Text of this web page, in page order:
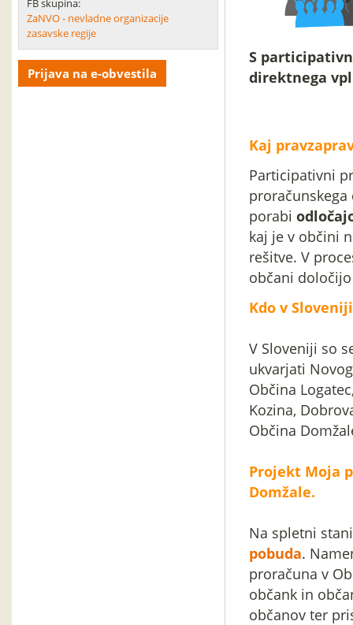
FB skupina:
ZaNVO - nevladne organizacije
zasavske regije
Prijava na e-obvestila
S
direktnega
Kaj
Participativni
porabi
kaj je v občini
rešitve. V
občani
Kdo v
V Sloveniji so
ukvarjati
Občina
Kozina,
Občina
Projekt Moja
Domžale.
Na spletni
pobuda.
proračuna v
občank in
občanov ter